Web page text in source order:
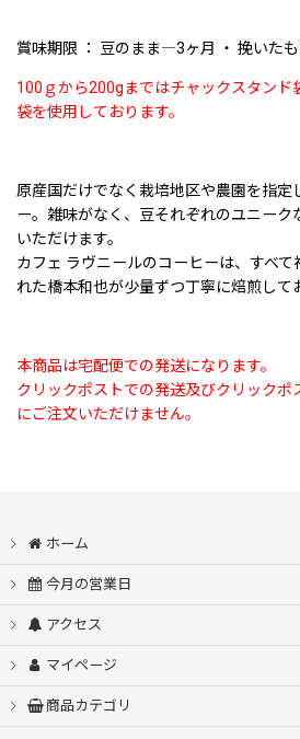
賞味期限 ： 豆のまま―3ヶ月 ・ 挽いた
100ｇから200gまではチャックスタンド
袋を使用しております。
原産国だけでなく栽培地区や農園を指定
ー。雑味がなく、豆それぞれのユニーク
いただけます。
カフェ ラヴニールのコーヒーは、すべ
れた橋本和也が少量ずつ丁寧に焙煎して
本商品は宅配便での発送になります。
クリックポストでの発送及びクリックポ
にご注文いただけません。
ホーム
今月の営業日
アクセス
マイページ
商品カテゴリ